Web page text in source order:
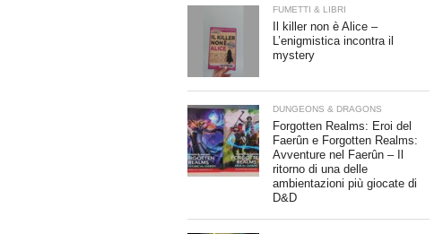
FUMETTI & LIBRI
Il killer non è Alice –
L’enigmistica incontra il
mystery
DUNGEONS & DRAGONS
Forgotten Realms: Eroi del
Faerûn e Forgotten Realms:
Avventure nel Faerûn – Il
ritorno di una delle
ambientazioni più giocate di
D&D